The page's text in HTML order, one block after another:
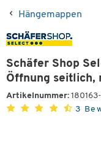
Hängemappen
Schäfer Shop
Öffnung seitlich,
Artikelnummer:
3